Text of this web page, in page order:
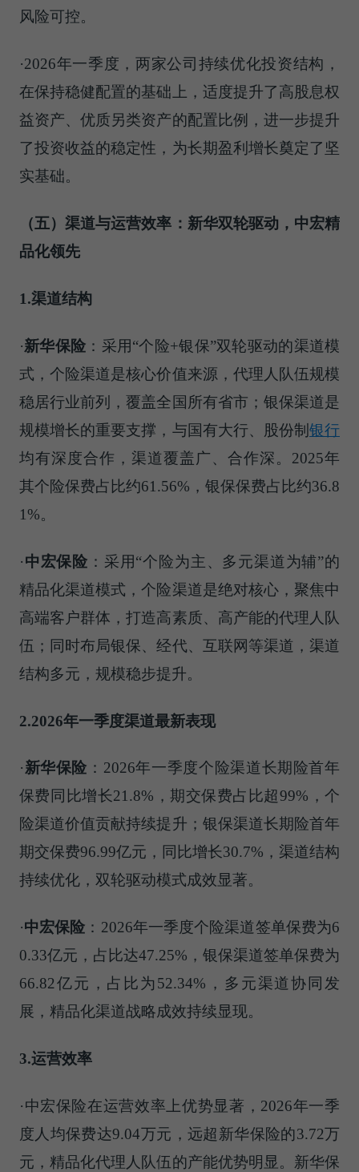
风险可控。
·2026年一季度，两家公司持续优化投资结构，
在保持稳健配置的基础上，适度提升了高股息权
益资产、优质另类资产的配置比例，进一步提升
了投资收益的稳定性，为长期盈利增长奠定了坚
实基础。
（五）渠道与运营效率：新华双轮驱动，中宏精
品化领先
1.渠道结构
·新华保险 ：采用“个险+银保”双轮驱动的渠道模
式，个险渠道是核心价值来源，代理人队伍规模
稳居行业前列，覆盖全国所有省市；银保渠道是
规模增长的重要支撑，与国有大行、股份制银行
均有深度合作，渠道覆盖广、合作深。2025年
其个险保费占比约61.56%，银保保费占比约36.8
1%。
·中宏保险 ：采用“个险为主、多元渠道为辅”的
精品化渠道模式，个险渠道是绝对核心，聚焦中
高端客户群体，打造高素质、高产能的代理人队
伍；同时布局银保、经代、互联网等渠道，渠道
结构多元，规模稳步提升。
2.2026年一季度渠道最新表现
·新华保险 ：2026年一季度个险渠道长期险首年
保费同比增长21.8%，期交保费占比超99%，个
险渠道价值贡献持续提升；银保渠道长期险首年
期交保费96.99亿元，同比增长30.7%，渠道结构
持续优化，双轮驱动模式成效显著。
·中宏保险 ：2026年一季度个险渠道签单保费为6
0.33亿元，占比达47.25%，银保渠道签单保费为
66.82亿元，占比为52.34%，多元渠道协同发
展，精品化渠道战略成效持续显现。
3.运营效率
·中宏保险在运营效率上优势显著，2026年一季
度人均保费达9.04万元，远超新华保险的3.72万
元，精品化代理人队伍的产能优势明显。新华保